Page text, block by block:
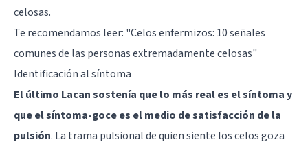
celosas.
Te recomendamos leer: "Celos enfermizos: 10 señales
comunes de las personas extremadamente celosas"
Identificación al síntoma
El último Lacan sostenía que lo más real es el síntoma y
que el síntoma-goce es el medio de satisfacción de la
pulsión. La trama pulsional de quien siente los celos goza